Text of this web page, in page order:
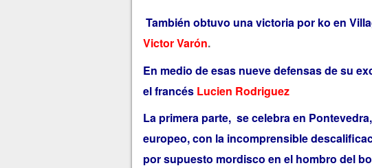
También obtuvo una victoria por ko en
Victor Varón.
En medio de esas nueve defensas de su
el francésLucien Rodriguez
La primera parte, se celebra en
europeo, con la incomprensible
por supuesto mordisco en el hombro del